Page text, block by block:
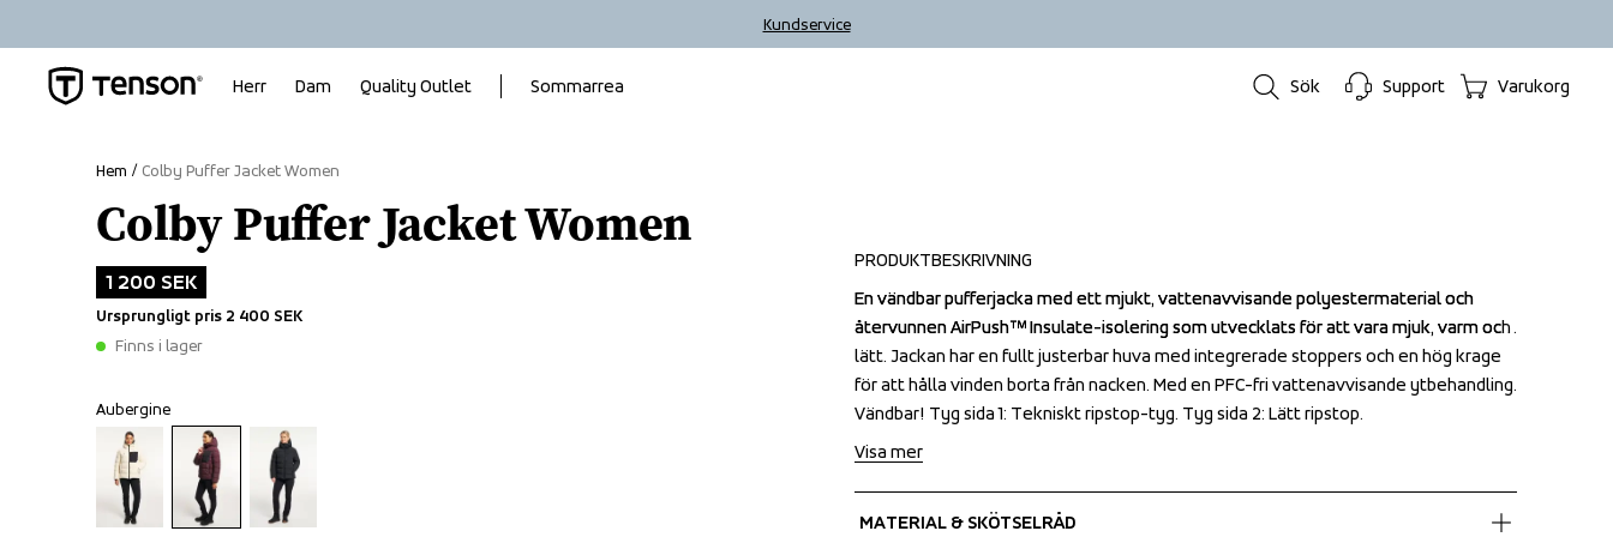
Kundservice
Herr Dam Quality Outlet Sommarrea Sök Support Varukorg
Hem Colby Puffer Jacket Women
Colby Puffer Jacket Women
1 200 SEK
Ursprungligt pris 2 400 SEK
Finns i lager
Aubergine
PRODUKTBESKRIVNING
En vändbar pufferjacka med ett mjukt, vattenavvisande polyestermaterial och
återvunnen AirPush™ Insulate-isolering som utvecklats för att vara mjuk, varm och
lätt. Jackan har en fullt justerbar huva med integrerade stoppers och en hög krage
för att hålla vinden borta från nacken. Med en PFC-fri vattenavvisande ytbehandling.
Vändbar! Tyg sida 1: Tekniskt ripstop-tyg. Tyg sida 2: Lätt ripstop.
En vändbar pufferjacka med ett mjukt, vattenavvisande polyestermaterial och
återvunnen AirPush™ Insulate-isolering som utvecklats för att vara mjuk, varm och
lätt. Jackan har en fullt justerbar huva med integrerade stoppers och en hög krage
för att hålla vinden borta från nacken. Med en PFC-fri vattenavvisande ytbehandling.
Vändbar! Tyg sida 1: Tekniskt ripstop-tyg. Tyg sida 2: Lätt ripstop.
Visa mer
MATERIAL & SKÖTSELRÅD